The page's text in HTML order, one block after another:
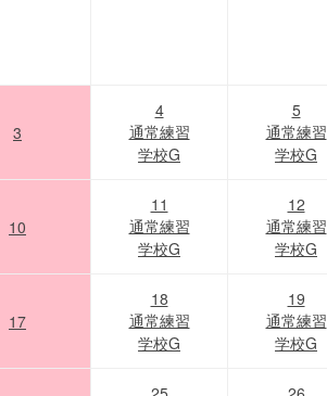
3
4
通常練習
学校G
5
通常練習
学校G
10
11
通常練習
学校G
12
通常練習
学校G
17
18
通常練習
学校G
19
通常練習
学校G